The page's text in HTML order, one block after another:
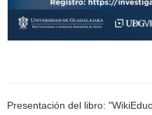
Presentación del libro: